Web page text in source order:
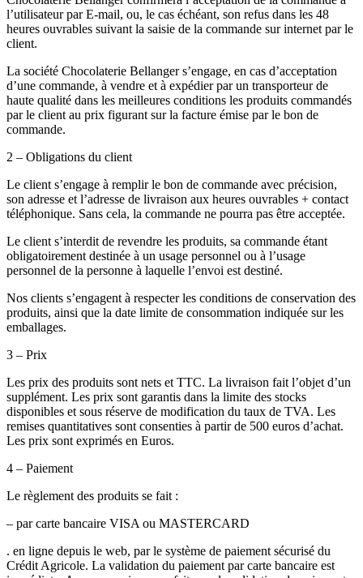
l’utilisateur par E-mail, ou, le cas échéant, son refus dans les 48
heures ouvrables suivant la saisie de la commande sur internet par le
client.
La société Chocolaterie Bellanger s’engage, en cas d’acceptation
d’une commande, à vendre et à expédier par un transporteur de
haute qualité dans les meilleures conditions les produits commandés
par le client au prix figurant sur la facture émise par le bon de
commande.
2 – Obligations du client
Le client s’engage à remplir le bon de commande avec précision,
son adresse et l’adresse de livraison aux heures ouvrables + contact
téléphonique. Sans cela, la commande ne pourra pas être acceptée.
Le client s’interdit de revendre les produits, sa commande étant
obligatoirement destinée à un usage personnel ou à l’usage
personnel de la personne à laquelle l’envoi est destiné.
Nos clients s’engagent à respecter les conditions de conservation des
produits, ainsi que la date limite de consommation indiquée sur les
emballages.
3 – Prix
Les prix des produits sont nets et TTC. La livraison fait l’objet d’un
supplément. Les prix sont garantis dans la limite des stocks
disponibles et sous réserve de modification du taux de TVA. Les
remises quantitatives sont consenties à partir de 500 euros d’achat.
Les prix sont exprimés en Euros.
4 – Paiement
Le règlement des produits se fait :
– par carte bancaire VISA ou MASTERCARD
. en ligne depuis le web, par le système de paiement sécurisé du
Crédit Agricole. La validation du paiement par carte bancaire est